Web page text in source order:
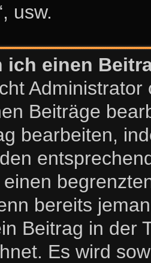
usw.
ich einen
Beiträge
bearbeiten,
bereits
Beitrag in der
Es wird